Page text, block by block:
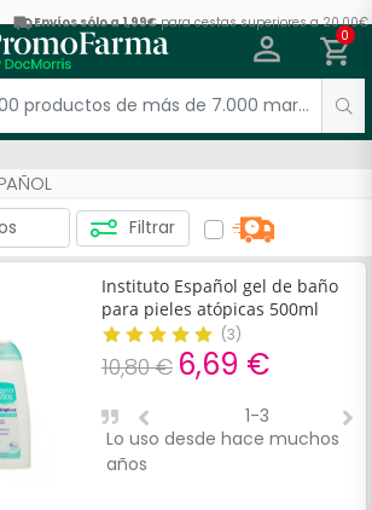
Envíos sólo a 1,99€para cestas superiores a 20,00€
0
Filtrar
Instituto Español gel de baño
para pieles atópicas 500ml
(3)
10,80 € 6,69 €
Lo uso desde hace muchos
años
1-3